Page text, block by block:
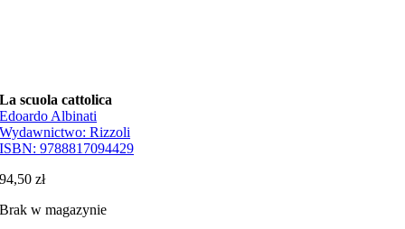
La scuola cattolica
Edoardo Albinati
Wydawnictwo:Rizzoli
ISBN:9788817094429
94,50zł
Brak w magazynie